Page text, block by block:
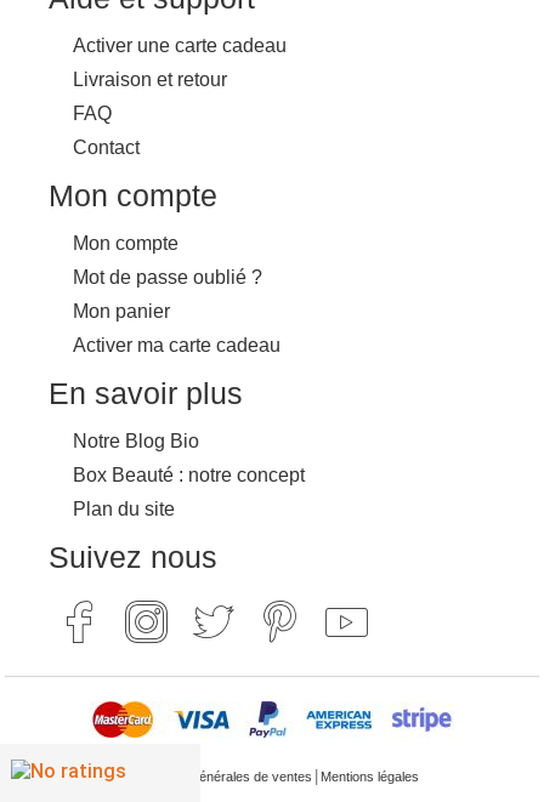
Activer une carte cadeau
Livraison et retour
FAQ
Contact
Mon compte
Mon compte
Mot de passe oublié ?
Mon panier
Activer ma carte cadeau
En savoir plus
Notre Blog Bio
Box Beauté : notre concept
Plan du site
Suivez nous
Conditions générales de ventes Mentions légales